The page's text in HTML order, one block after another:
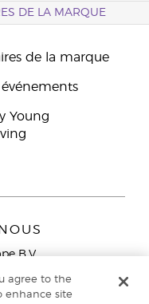
DE LA MARQUE
de la marque
Young
B.V.
agree to the
enhance site